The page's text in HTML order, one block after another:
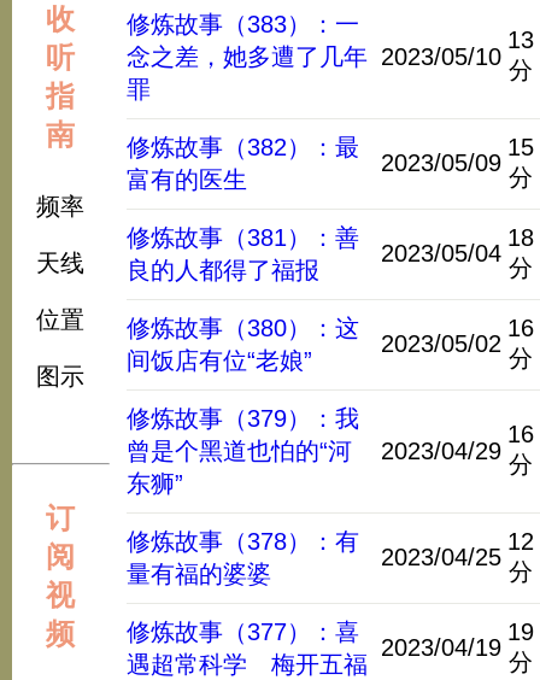
收
听
指
南
频率
天线
位置
图示
订
阅
视
频
修炼故事（383）：一
念之差，她多遭了几年
罪
2023/05/10
13
分
修炼故事（382）：最
富有的医生
2023/05/09
15
分
修炼故事（381）：善
良的人都得了福报
2023/05/04
18
分
修炼故事（380）：这
间饭店有位“老娘”
2023/05/02
16
分
修炼故事（379）：我
曾是个黑道也怕的“河
东狮”
2023/04/29
16
分
修炼故事（378）：有
量有福的婆婆
2023/04/25
12
分
修炼故事（377）：喜
遇超常科学 梅开五福
2023/04/19
19
分